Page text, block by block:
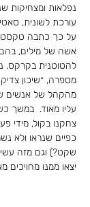
נפלאות ומצחיקות
עורכת לשונית,
על כך כתבה טקסט
אשה של מילים,
להטוטנית בקרקס.
מספרה, ״שיכון
מהקהל של אנשים
עליו מאוד.  במשך
צחקנו בקול, מידי
כפיים שנראו ולא
שקט?) וגם מזה
יצאו ממנו מחויכים